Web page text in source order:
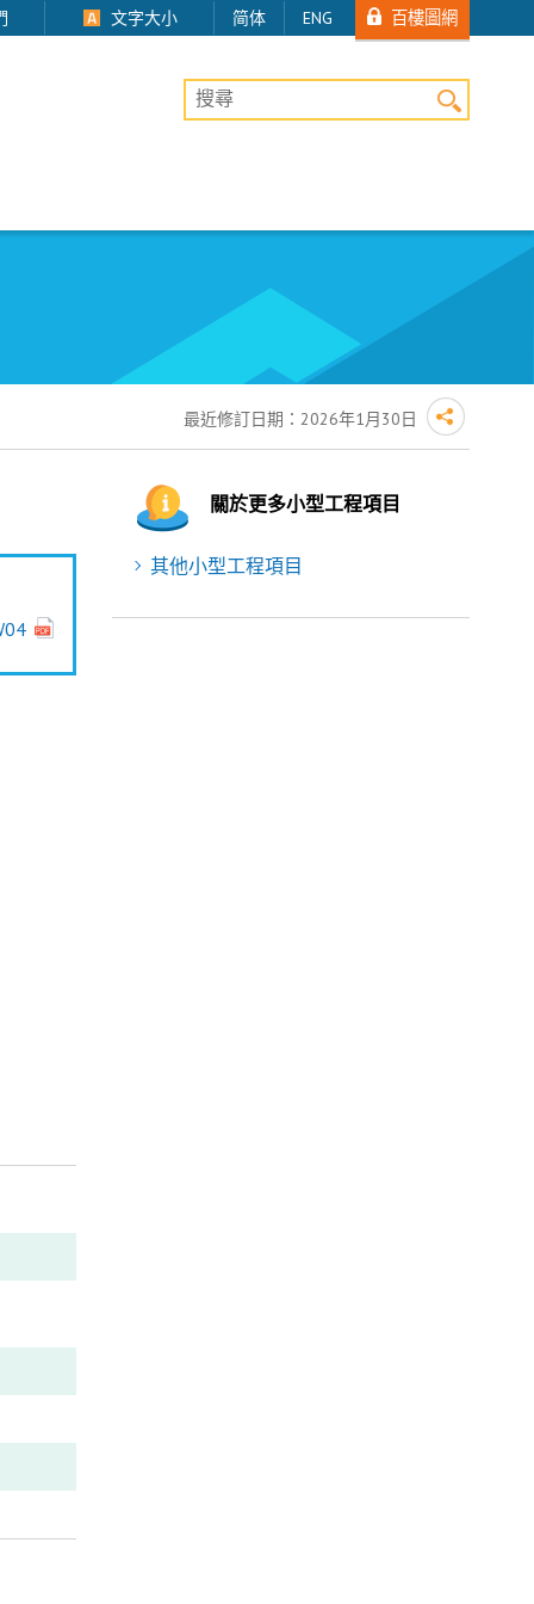
文字大小 简体 ENG 百樓圖網
桌上版網站搜尋
最近修訂日期：2026年1月30日
關於更多小型工程項目
其他小型工程項目